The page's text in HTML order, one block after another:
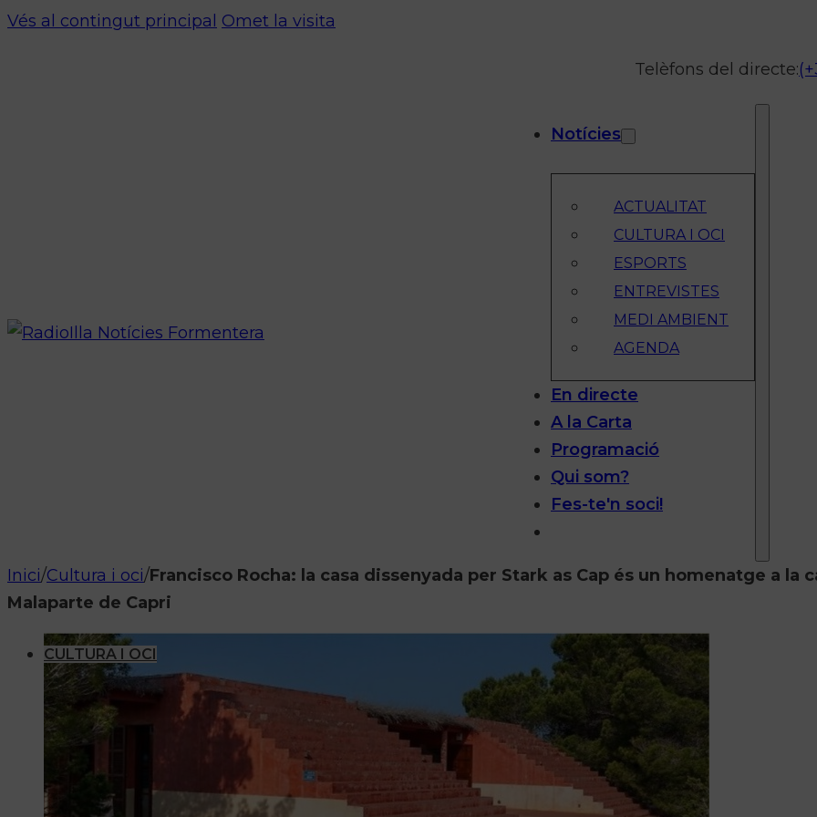
Vés al contingut principal Omet la visita
Telèfons del directe:
Notícies
ACTUALITAT
CULTURA I OCI
ESPORTS
ENTREVISTES
MEDI AMBIENT
AGENDA
En directe
A la Carta
Programació
Qui som?
Fes-te'n soci!
Inici/Cultura i oci/Francisco Rocha: la casa dissenyada per Stark as Cap és un homenatge a la
Malaparte de Capri
CULTURA I OCI